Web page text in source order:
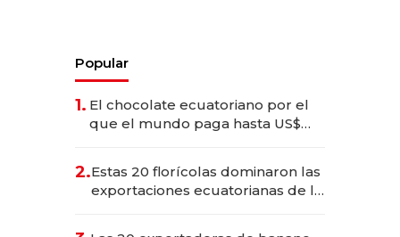
Popular
1. El chocolate ecuatoriano por el
que el mundo paga hasta US$
2.Estas 20 florícolas dominaron las
exportaciones ecuatorianas de la